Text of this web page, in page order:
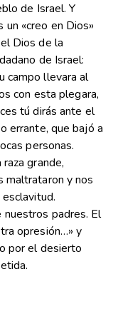
de Israel. Y
«creo en Dios»
Dios de la
de Israel:
campo llevara al
con esta plegara,
tú dirás ante el
errante, que bajó a
personas.
grande,
maltrataron y nos
nuestros padres. El
opresión…» y
por el desierto